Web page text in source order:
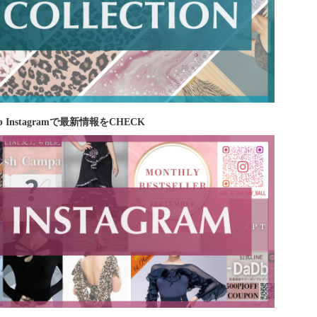
Instagramで最新情報をCHECK